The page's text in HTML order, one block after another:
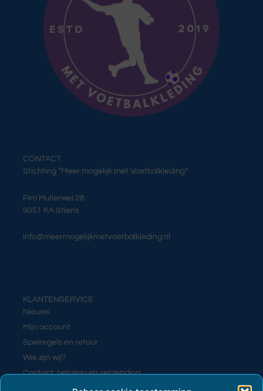
CONTACT
Stichting “Meer mogelijk met Voetbalkleding”
Pim Mulierwei 28
9051 KA Stiens
info@meermogelijkmetvoetbalkleding.nl
KLANTENSERVICE
Nieuws
Mijn account
Spelregels en retour
Wie zijn wij?
Contact, betaling en verzending